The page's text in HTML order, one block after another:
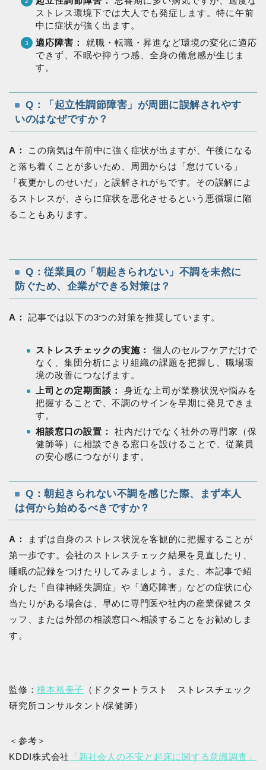
ストレス環境下では大人でも発症します。特に午前
中に症状が強く出ます。
適応障害：
就職・転職・昇進など環境の変化に適応
できず、不眠や抑うつ感、全身の倦怠感が生じま
す。
Q：「起立性調節障害」が周囲に誤解されやす
いのはなぜですか？
A：
この病気は午前中に強く症状が出ますが、午後になる
と落ち着くことが多いため、周囲からは「怠けている」
「夜更かしのせいだ」と誤解されがちです。その誤解によ
るストレスが、さらに症状を悪化させるという悪循環に陥
ることもあります。
Q：従業員の「朝起きられない」不調を未然に
防ぐため、企業ができる対策は？
A： 記事では以下の3つの対策を推奨しています。
ストレスチェックの実施：
個人のセルフケアだけで
なく、集団分析により組織の課題を把握し、職場環
境の改善につなげます。
上司との定期面談：
身近な上司が業務状況や悩みを
把握することで、不調のサインを早期に発見できま
す。
相談窓口の設置：
社内だけでなく社外の専門家（保
健師等）に相談できる窓口を設けることで、従業員
の安心感につながります。
Q：朝起きられない不調を感じた際、まず本人
は何から始めるべきですか？
A：
まずは自身のストレス状況を客観的に把握することが
第一歩です。会社のストレスチェック結果を見直したり、
睡眠の記録をつけたりしてみましょう。また、本記事で紹
介した「自律神経失調症」や「適応障害」などの症状に心
当たりがある場合は、早めに専門医や社内の産業保健スタ
ッフ、または外部の相談窓口へ相談することをお勧めしま
す。
監修：根本裕美子 （ドクタートラスト ストレスチェック
研究所コンサルタント/保健師）
＜参考＞
KDDI株式会社
「新社会人の不安と起床に関する意識調査」